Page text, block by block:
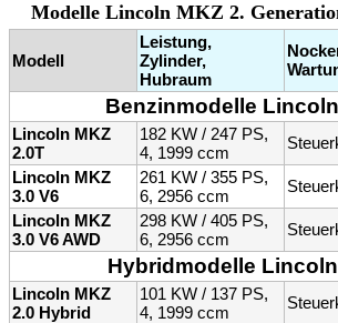
Modelle Lincoln MKZ 2.
Modell
Leistung,
Zylinder,
Hubraum
Benzinmodelle
Lincoln MKZ
2.0T
182 KW / 247 PS,
4, 1999 ccm
Lincoln MKZ
3.0 V6
261 KW / 355 PS,
6, 2956 ccm
Lincoln MKZ
3.0 V6 AWD
298 KW / 405 PS,
6, 2956 ccm
Hybridmodelle
Lincoln MKZ
2.0 Hybrid
101 KW / 137 PS,
4, 1999 ccm